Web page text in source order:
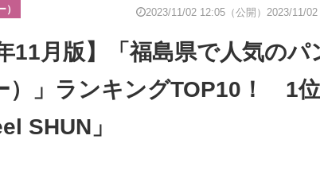
2023/11/02 12:05（公開） 2023/11/02
11月版】「福島県で人気のパ
）」ランキングTOP10！ 1
SHUN」